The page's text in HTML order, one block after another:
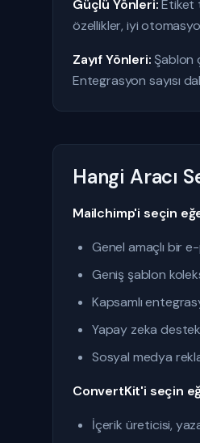
Güçlü Yönleri:Etiket
özellikler, iyi
Zayıf Yönleri: Şablon
Entegrasyon sayısı
Hangi Aracı
Mailchimp'i seçin
Genel amaçlı bir
Geniş şablon
Kapsamlı
Yapay zeka
Sosyal medya
ConvertKit'i seçin
İçerik üreticisi,